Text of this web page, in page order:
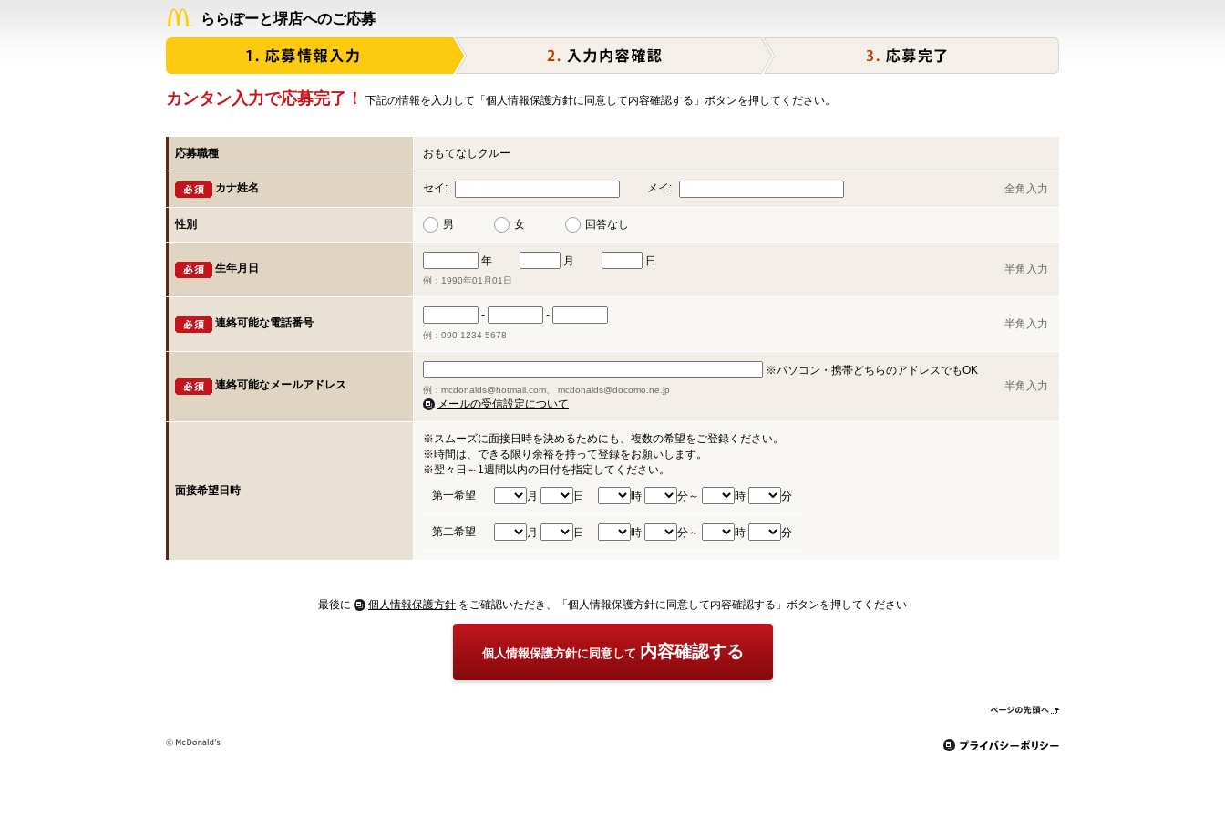
ららぽーと堺店へのご応募
カンタン入力で応募完了！ 下記の情報を入力して「個人情報保護方針に同意して内容確認する」ボタンを押してください。
応募職種 おもてなしクルー
カナ姓名 セイ: メイ: 全角入力
性別 男 女 回答なし
生年月日
年 月 日
例：1990年01月01日
半角入力
連絡可能な電話番号
- -
例：090-1234-5678
半角入力
連絡可能なメールアドレス
※パソコン・携帯どちらのアドレスでもOK
例：mcdonalds@hotmail.com、 mcdonalds@docomo.ne.jp
メールの受信設定について
半角入力
面接希望日時
※スムーズに面接日時を決めるためにも、複数の希望をご登録ください。
※時間は、できる限り余裕を持って登録をお願いします。
※翌々日～1週間以内の日付を指定してください。
第一希望
月 日 時 分～ 時 分
第二希望 月 日 時 分～ 時 分
最後に 個人情報保護方針 をご確認いただき、「個人情報保護方針に同意して内容確認する」ボタンを押してください
個人情報保護方針に同意して 内容確認する